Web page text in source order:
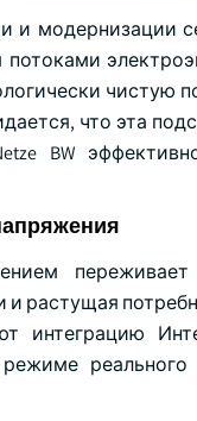
и модернизации
чистую
что эта
BW
переживает
и растущая
интеграцию